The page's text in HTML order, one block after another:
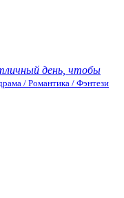
день, чтобы
/ Романтика / Фэнтези